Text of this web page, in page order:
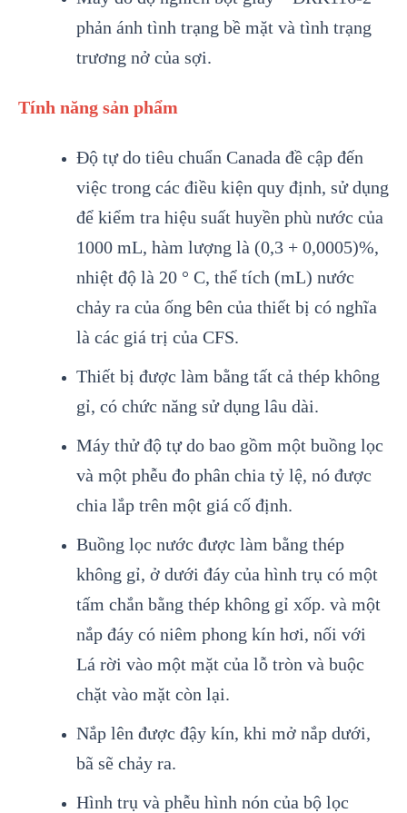
phản ánh tình trạng bề mặt và tình trạng
trương nở của sợi.
Tính năng sản phẩm
Độ tự do tiêu chuẩn Canada đề cập đến
việc trong các điều kiện quy định, sử dụng
để kiểm tra hiệu suất huyền phù nước của
1000 mL, hàm lượng là (0,3 + 0,0005)%,
nhiệt độ là 20 ° C, thể tích (mL) nước
chảy ra của ống bên của thiết bị có nghĩa
là các giá trị của CFS.
Thiết bị được làm bằng tất cả thép không
gỉ, có chức năng sử dụng lâu dài.
Máy thử độ tự do bao gồm một buồng lọc
và một phễu đo phân chia tỷ lệ, nó được
chia lắp trên một giá cố định.
Buồng lọc nước được làm bằng thép
không gỉ, ở dưới đáy của hình trụ có một
tấm chắn bằng thép không gỉ xốp. và một
nắp đáy có niêm phong kín hơi, nối với
Lá rời vào một mặt của lỗ tròn và buộc
chặt vào mặt còn lại.
Nắp lên được đậy kín, khi mở nắp dưới,
bã sẽ chảy ra.
Hình trụ và phễu hình nón của bộ lọc